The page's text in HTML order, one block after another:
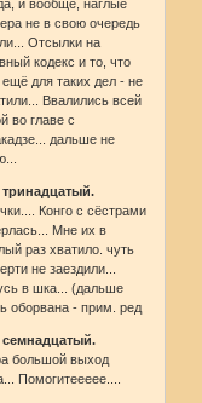
и вообще, наглые
не в свою очередь
Отсылки на
кодекс и то, что
для таких дел - не
Ввалились всей
во главе с
дальше не
Конго с сёстрами
Мне их в
раз хватило. чуть
не заездили...
в шка... (дальше
оборвана - прим. ред
большой выход
Помогитеееее....